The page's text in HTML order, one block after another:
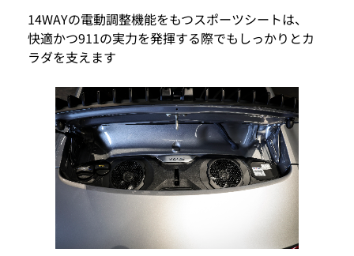
14WAYの電動調整機能をもつスポーツシートは、
快適かつ911の実力を発揮する際でもしっかりとカ
ラダを支えます